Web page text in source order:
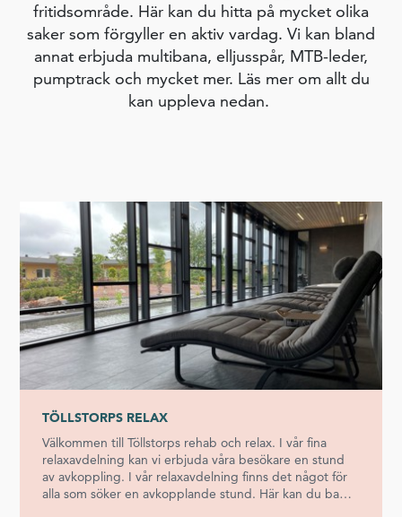
fritidsområde. Här kan du hitta på mycket olika
saker som förgyller en aktiv vardag. Vi kan bland
annat erbjuda multibana, elljusspår, MTB-leder,
pumptrack och mycket mer. Läs mer om allt du
kan uppleva nedan.
TÖLLSTORPS RELAX
Välkommen till Töllstorps rehab och relax. I vår fina
relaxavdelning kan vi erbjuda våra besökare en stund
av avkoppling. I vår relaxavdelning finns det något för
alla som söker en avkopplande stund. Här kan du bada